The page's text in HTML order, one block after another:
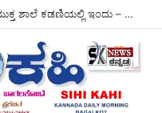
ಶ್ರೀ ಪರಮಾನಂದ ಭೋಗಲಿಂಗೇಶ್ವರ ಸಂಯುಕ್ತ ಶಾಲೆ ಕಡಣಿಯಲ್ಲಿ ಇಂದು – ವ್ಯಸನ ಮುಕ್ತ ಕಾರ್ಯಕ್ರಮ ಜರಗಿತು.